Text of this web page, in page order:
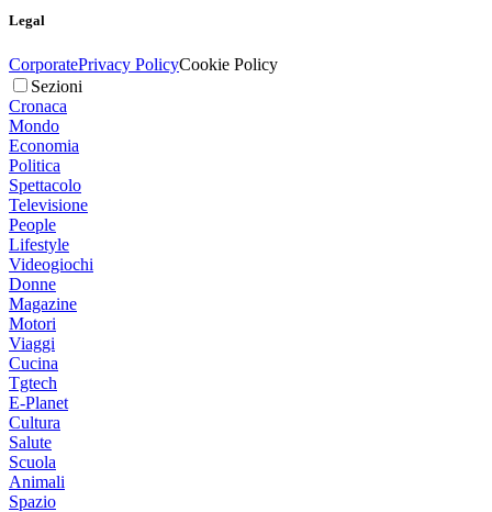
Legal
CorporatePrivacy PolicyCookie Policy
Sezioni
Cronaca
Mondo
Economia
Politica
Spettacolo
Televisione
People
Lifestyle
Videogiochi
Donne
Magazine
Motori
Viaggi
Cucina
Tgtech
E-Planet
Cultura
Salute
Scuola
Animali
Spazio